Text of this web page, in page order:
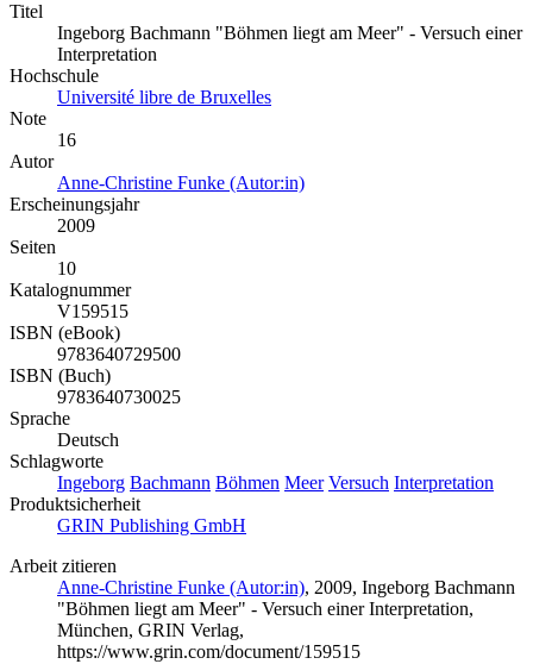
Titel
Ingeborg Bachmann "Böhmen liegt am Meer" - Versuch einer
Interpretation
Hochschule
Université libre de Bruxelles
Note
16
Autor
Anne-Christine Funke (Autor:in)
Erscheinungsjahr
2009
Seiten
10
Katalognummer
V159515
ISBN (eBook)
9783640729500
ISBN (Buch)
9783640730025
Sprache
Deutsch
Schlagworte
Ingeborg Bachmann Böhmen Meer Versuch Interpretation
Produktsicherheit
GRIN Publishing GmbH
Arbeit zitieren
Anne-Christine Funke (Autor:in), 2009, Ingeborg Bachmann
"Böhmen liegt am Meer" - Versuch einer Interpretation,
München, GRIN Verlag,
https://www.grin.com/document/159515